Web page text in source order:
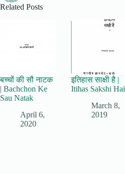
Related Posts
बच्चों की सौ नाटक
| Bachchon Ke
Sau Natak
April 6,
2020
इतिहास साक्षी है |
Itihas Sakshi Hai
March 8,
2019